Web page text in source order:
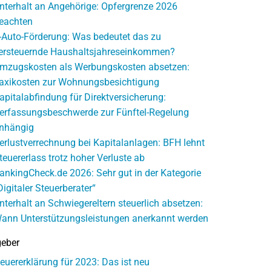
an Angehörige: Opfergrenze 2026
Auto-Förderung: Was bedeutet das zu
Haushaltsjahreseinkommen?
als Werbungskosten absetzen:
zur Wohnungsbesichtigung
für Direktversicherung:
zur Fünftel-Regelung
bei Kapitalanlagen: BFH lehnt
trotz hoher Verluste ab
2026: Sehr gut in der Kategorie
Steuerberater“
an Schwiegereltern steuerlich absetzen:
Unterstützungsleistungen anerkannt werden
für 2023: Das ist neu